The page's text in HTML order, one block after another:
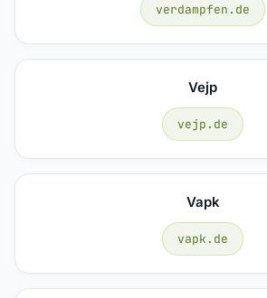
verdampfen.de
Vejp
vejp.de
Vapk
vapk.de